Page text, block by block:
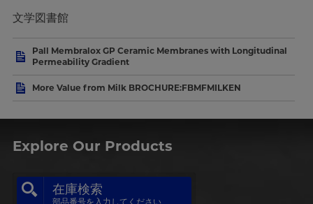
文学図書館
Pall Membralox GP Ceramic Membranes with Longitudinal
Permeability Gradient
More Value from Milk BROCHURE:FBMFMILKEN
Explore Our Products
在庫検索
部品番号を入力してください